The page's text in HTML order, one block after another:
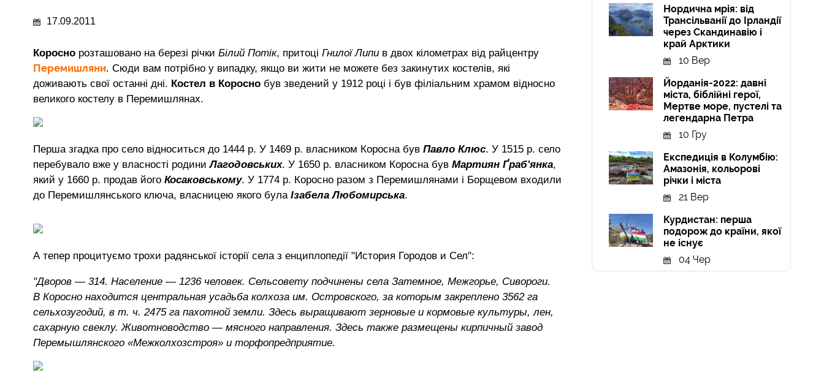
17.09.2011
Коросно розташовано на березі річки Білий Потік, притоці Гнилої Липи в двох кілометрах від райцентру
Перемишляни. Сюди вам потрібно у випадку, якщо ви жити не можете без закинутих костелів, які
доживають свої останні дні. Костел в Коросно був зведений у 1912 році і був філіальним храмом відносно
великого костелу в Перемишлянах.
Перша згадка про село відноситься до 1444 р. У 1469 р. власником Коросна був Павло Клюс. У 1515 р. село
перебувало вже у власності родиниЛагодовських. У 1650 р. власником Коросна був Мартиян Ґраб'янка,
який у 1660 р. продав його Косаковському. У 1774 р. Коросно разом з Перемишлянами і Борщевом входили
до Перемишлянського ключа, власницею якого була Ізабела Любомирська.
А тепер процитуємо трохи радянської історії села з енциплопедії "История Городов и Сел":
"Дворов — 314. Население — 1236 человек. Сельсовету подчинены села Затемное, Межгорье, Сивороги.
В Коросно находится центральная усадьба колхоза им. Островского, за которым закреплено 3562 га
сельхозугодий, в т. ч. 2475 га пахотной земли. Здесь выращивают зерновые и кормовые культуры, лен,
сахарную свеклу. Животноводство — мясного направления. Здесь также размещены кирпичный завод
Перемышлянского «Межколхозстроя» и торфопредприятие.
Нордична мрія: від
Трансільванії до Ірландії
через Скандинавію і
край Арктики
10 Вер
Йорданія-2022: давні
міста, біблійні герої,
Мертве море, пустелі та
легендарна Петра
10 Гру
Експедиція в Колумбію:
Амазонія, кольорові
річки і міста
21 Вер
Курдистан: перша
подорож до країни, якої
не існує
04 Чер